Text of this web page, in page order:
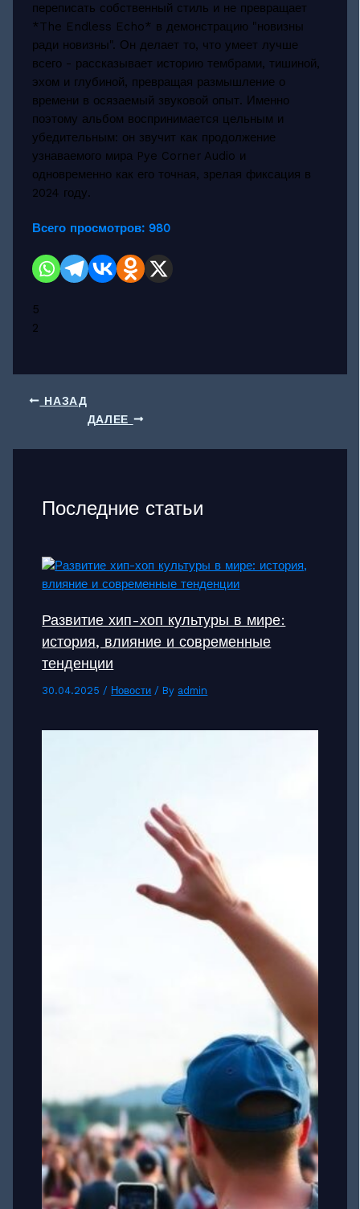
переписать собственный стиль и не превращает
*The Endless Echo* в демонстрацию "новизны
ради новизны". Он делает то, что умеет лучше
всего - рассказывает историю тембрами, тишиной,
эхом и глубиной, превращая размышление о
времени в осязаемый звуковой опыт. Именно
поэтому альбом воспринимается цельным и
убедительным: он звучит как продолжение
узнаваемого мира Pye Corner Audio и
одновременно как его точная, зрелая фиксация в
2024 году.
Всего просмотров: 980
5
2
НАЗАД
ДАЛЕЕ
Последние статьи
Развитие хип-хоп культуры в мире:
история, влияние и современные
тенденции
30.04.2025 / Новости / By admin